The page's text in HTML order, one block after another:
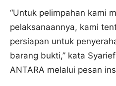
“Untuk pelimpahan kami
pelaksanaannya, kami
persiapan untuk
barang bukti,” kata
ANTARA melalui pesan